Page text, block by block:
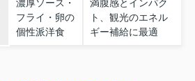
濃厚ソース・
フライ・卵の
個性派洋食
満腹感とインパク
ト、観光のエネル
ギー補給に最適